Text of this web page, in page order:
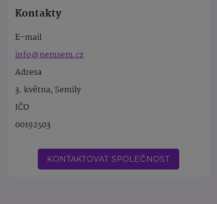
Kontakty
E-mail
info@nemsem.cz
Adresa
3. května, Semily
IČO
00192503
KONTAKTOVAT SPOLEČNOST